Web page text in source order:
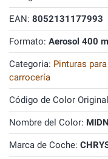
EAN: 8052131177993
Formato: Aerosol 400
Categoria: Pinturas
carrocería
Código de Color
Nombre del Color:
Marca de Coche: